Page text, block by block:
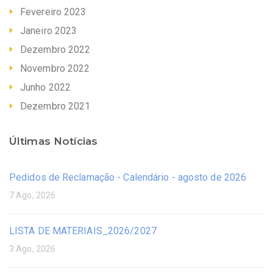
Fevereiro 2023
Janeiro 2023
Dezembro 2022
Novembro 2022
Junho 2022
Dezembro 2021
Últimas Notícias
Pedidos de Reclamação - Calendário - agosto de 2026
7 Ago, 2026
LISTA DE MATERIAIS_2026/2027
3 Ago, 2026